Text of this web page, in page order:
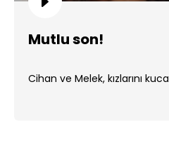
Mutlu son!
Cihan ve Melek, kızlarını